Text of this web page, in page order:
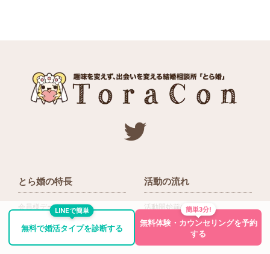
とら婚の特長
会員様データについて
ネットワーク＆提携企業
活動の流れ
活動開始前の流れ
入会後の活動の流れ
LINEで簡単
無料で婚活タイプを診断する
簡単3分!
無料体験・カウンセリングを予約
する